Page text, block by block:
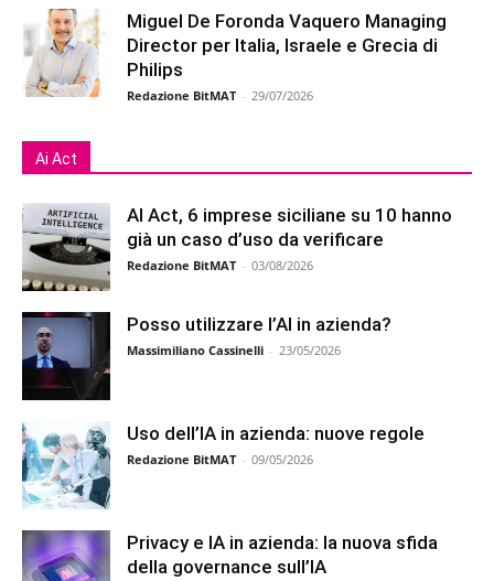
Miguel De Foronda Vaquero Managing
Director per Italia, Israele e Grecia di
Philips
Redazione BitMAT - 29/07/2026
Ai Act
AI Act, 6 imprese siciliane su 10 hanno
già un caso d’uso da verificare
Redazione BitMAT - 03/08/2026
Posso utilizzare l’AI in azienda?
Massimiliano Cassinelli - 23/05/2026
Uso dell’IA in azienda: nuove regole
Redazione BitMAT - 09/05/2026
Privacy e IA in azienda: la nuova sfida
della governance sull’IA